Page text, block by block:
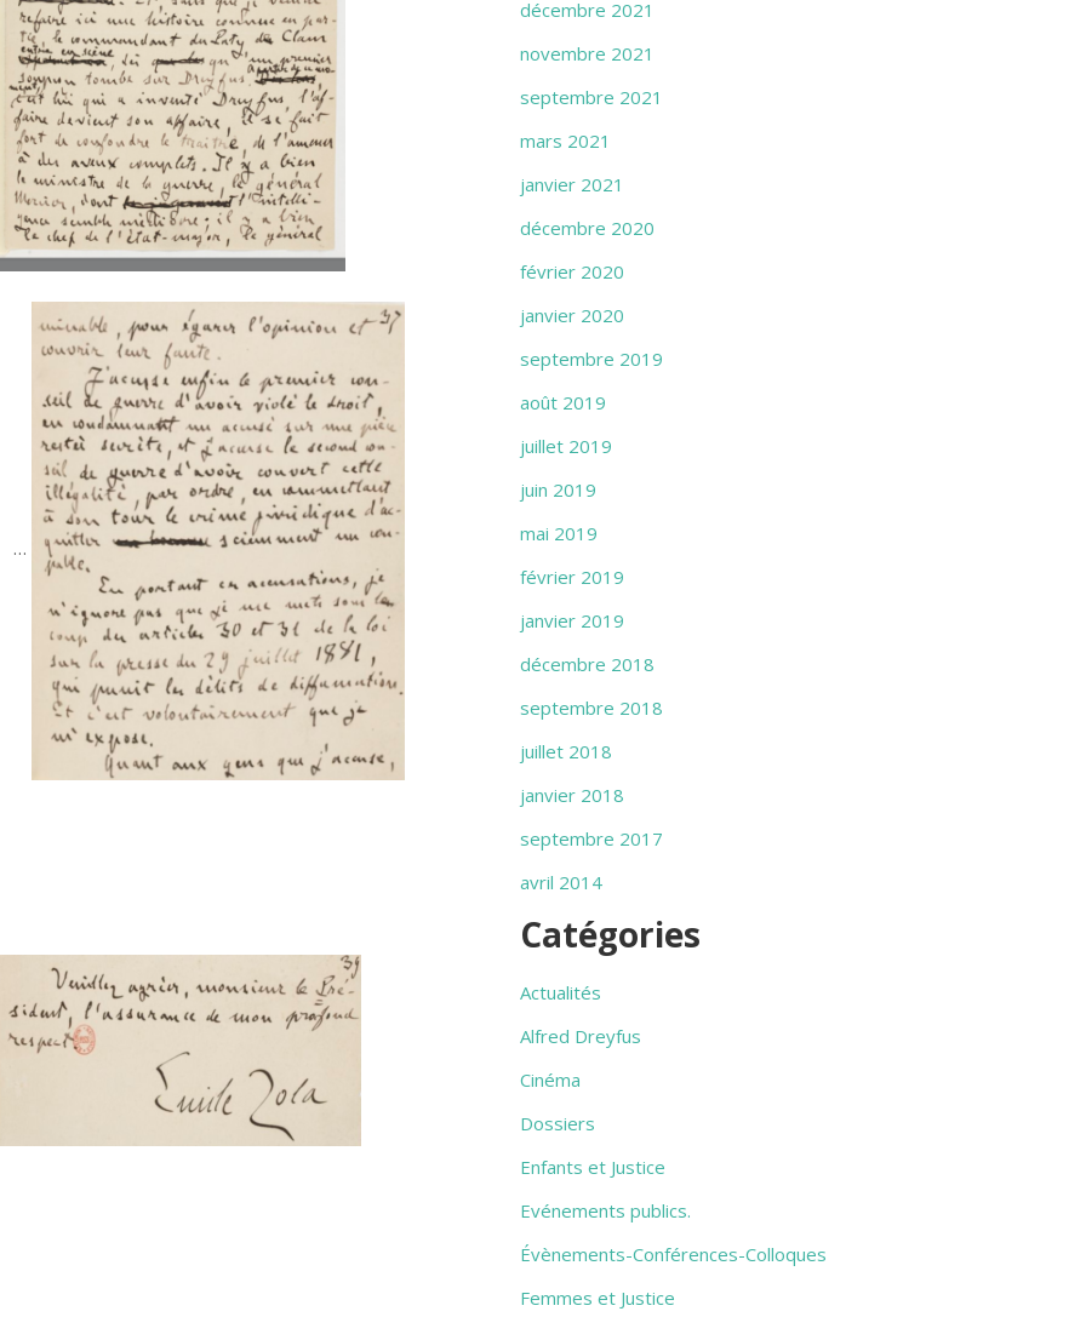
…
décembre 2021
novembre 2021
septembre 2021
mars 2021
janvier 2021
décembre 2020
février 2020
janvier 2020
septembre 2019
août 2019
juillet 2019
juin 2019
mai 2019
février 2019
janvier 2019
décembre 2018
septembre 2018
juillet 2018
janvier 2018
septembre 2017
avril 2014
Catégories
Actualités
Alfred Dreyfus
Cinéma
Dossiers
Enfants et Justice
Evénements publics.
Évènements-Conférences-Colloques
Femmes et Justice